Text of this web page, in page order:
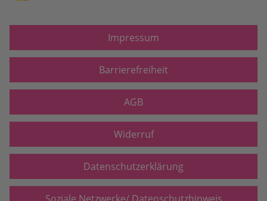
Impressum
Barrierefreiheit
AGB
Widerruf
Datenschutzerklärung